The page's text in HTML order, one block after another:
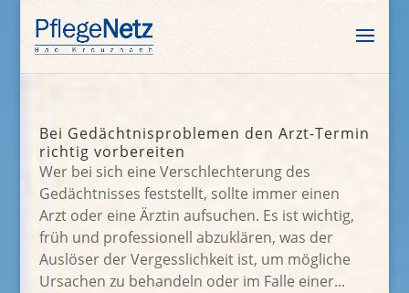
Bei Gedächtnisproblemen den Arzt-Termin
richtig vorbereiten
Wer bei sich eine Verschlechterung des
Gedächtnisses feststellt, sollte immer einen
Arzt oder eine Ärztin aufsuchen. Es ist wichtig,
früh und professionell abzuklären, was der
Auslöser der Vergesslichkeit ist, um mögliche
Ursachen zu behandeln oder im Falle einer...